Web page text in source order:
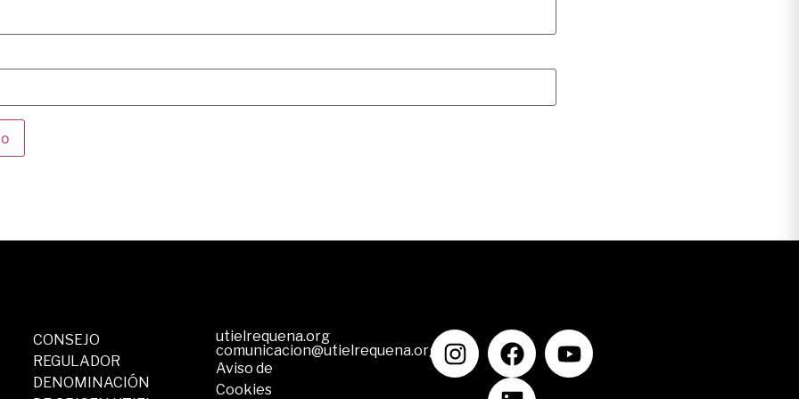
CONSEJO
REGULADOR
DENOMINACIÓN
utielrequena.org
comunicacion@utielrequena.org
Aviso de
Cookies